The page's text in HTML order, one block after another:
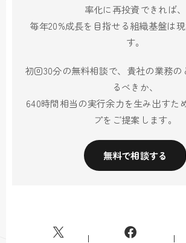
率化に再投資できれば、
毎年20%成長を目指せる組織基盤は
す。
初回30分の無料相談で、貴社の業務の
るべきか、
640時間相当の実行余力を生み出すた
プをご提案します。
無料で相談する